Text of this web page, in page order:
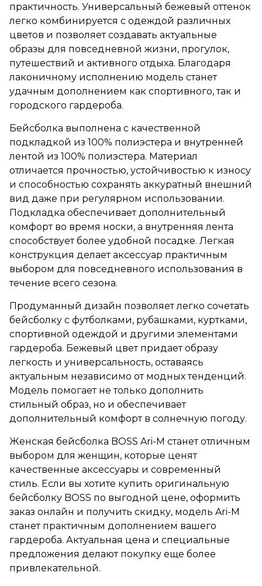
практичность. Универсальный бежевый оттенок
легко комбинируется с одеждой различных
цветов и позволяет создавать актуальные
образы для повседневной жизни, прогулок,
путешествий и активного отдыха. Благодаря
лаконичному исполнению модель станет
удачным дополнением как спортивного, так и
городского гардероба.
Бейсболка выполнена с качественной
подкладкой из 100% полиэстера и внутренней
лентой из 100% полиэстера. Материал
отличается прочностью, устойчивостью к износу
и способностью сохранять аккуратный внешний
вид даже при регулярном использовании.
Подкладка обеспечивает дополнительный
комфорт во время носки, а внутренняя лента
способствует более удобной посадке. Легкая
конструкция делает аксессуар практичным
выбором для повседневного использования в
течение всего сезона.
Продуманный дизайн позволяет легко сочетать
бейсболку с футболками, рубашками, куртками,
спортивной одеждой и другими элементами
гардероба. Бежевый цвет придает образу
легкость и универсальность, оставаясь
актуальным независимо от модных тенденций.
Модель помогает не только дополнить
стильный образ, но и обеспечивает
дополнительный комфорт в солнечную погоду.
Женская бейсболка BOSS Ari-M станет отличным
выбором для женщин, которые ценят
качественные аксессуары и современный
стиль. Если вы хотите купить оригинальную
бейсболку BOSS по выгодной цене, оформить
заказ онлайн и получить скидку, модель Ari-M
станет практичным дополнением вашего
гардероба. Актуальная цена и специальные
предложения делают покупку еще более
привлекательной.